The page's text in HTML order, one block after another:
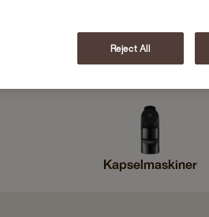
Manuelle
Kapselmaskiner
Reject All